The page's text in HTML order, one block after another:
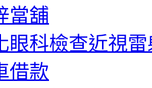
當舖
眼科檢查近視
借款